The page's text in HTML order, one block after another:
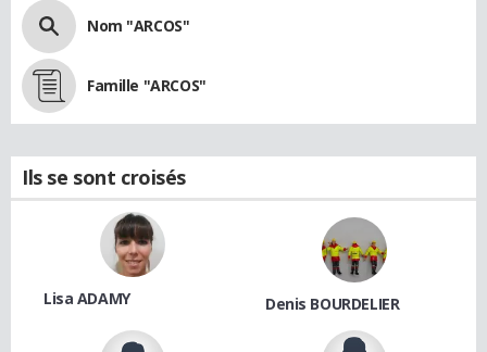
Nom "ARCOS"
Famille "ARCOS"
Ils se sont croisés
Lisa ADAMY Denis BOURDELIER